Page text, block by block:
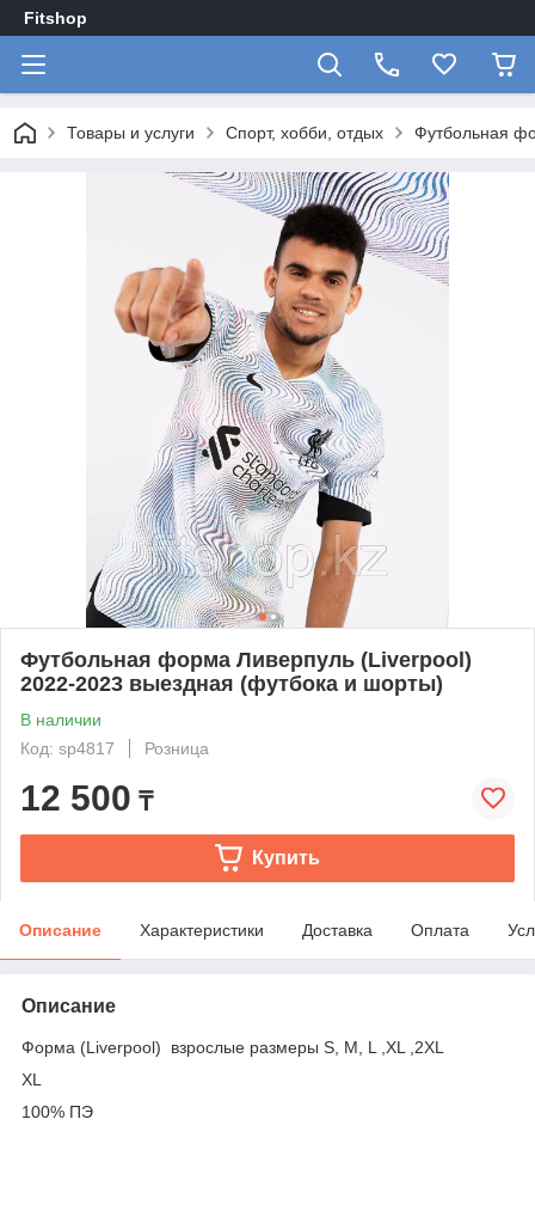
Fitshop
Товары и услуги Спорт, хобби, отдых Футбольная
Футбольная форма Ливерпуль (Liverpool)
2022-2023 выездная (футбока и шорты)
В наличии
Код: sp4817
Розница
12 500 ₸
Купить
Описание Характеристики Доставка Оплата
Описание
Форма (Liverpool) взрослые размеры S, M, L ,XL ,2XL
XL
100% ПЭ